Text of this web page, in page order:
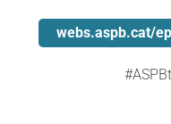
webs.aspb.cat/